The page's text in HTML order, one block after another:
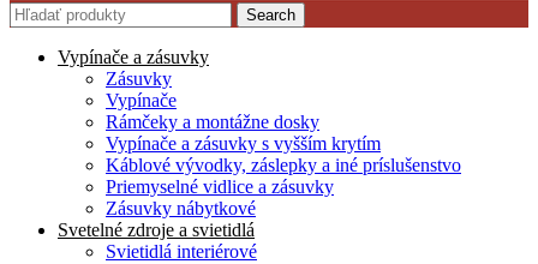
Search
Vypínače a zásuvky
Zásuvky
Vypínače
Rámčeky a montážne dosky
Vypínače a zásuvky s vyšším krytím
Káblové vývodky, záslepky a iné príslušenstvo
Priemyselné vidlice a zásuvky
Zásuvky nábytkové
Svetelné zdroje a svietidlá
Svietidlá interiérové